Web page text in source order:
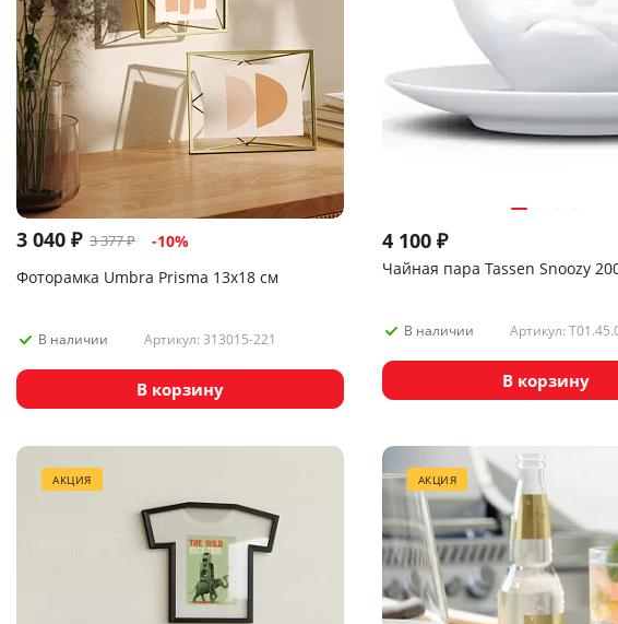
3 040 ₽ 3 377₽ -10%
Фоторамка Umbra Prisma 13х18 см
В наличии Артикул: 313015-221
В корзину
4 100₽
Чайная пара Tassen Snoozy
В наличии Артикул:
В корзину
АКЦИЯ АКЦИЯ